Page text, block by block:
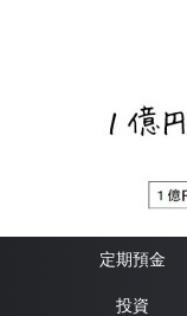
定期預金
投資